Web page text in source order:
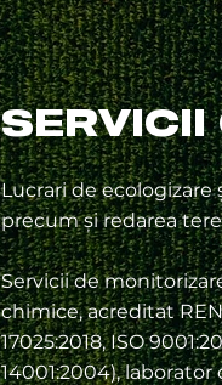
SERVICII
Lucrari de
precum și redarea
Servicii de
chimice, acreditat
17025:2018, ISO
14001:2004), laborator